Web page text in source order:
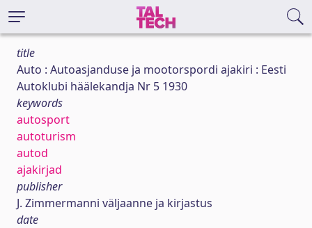
title
Auto : Autoasjanduse ja mootorspordi ajakiri : Eesti
Autoklubi häälekandja Nr 5 1930
keywords
autosport
autoturism
autod
ajakirjad
publisher
J. Zimmermanni väljaanne ja kirjastus
date